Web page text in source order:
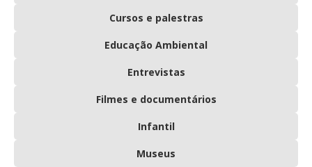
Cursos e palestras
Educação Ambiental
Entrevistas
Filmes e documentários
Infantil
Museus